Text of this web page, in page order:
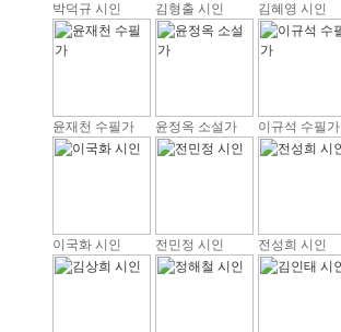
박덕규 시인 김형출 시인 김혜영 시인
윤재천 수필가 윤정옥 소설가 이규석 수필가
이국화 시인 전민정 시인 전성희 시인